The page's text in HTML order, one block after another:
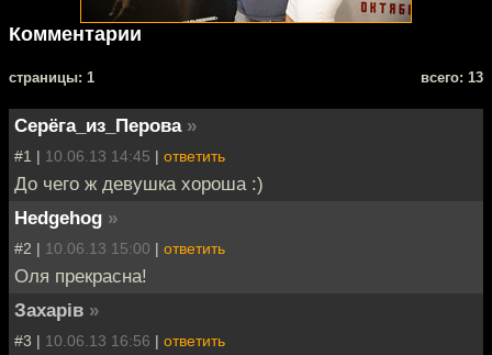
Комментарии
cтраницы: 1 всего: 13
Серёга_из_Перова »
#1 | 10.06.13 14:45 | ответить
До чего ж девушка хороша :)
Hedgehog »
#2 | 10.06.13 15:00 | ответить
Оля прекрасна!
Захарiв »
#3 | 10.06.13 16:56 | ответить